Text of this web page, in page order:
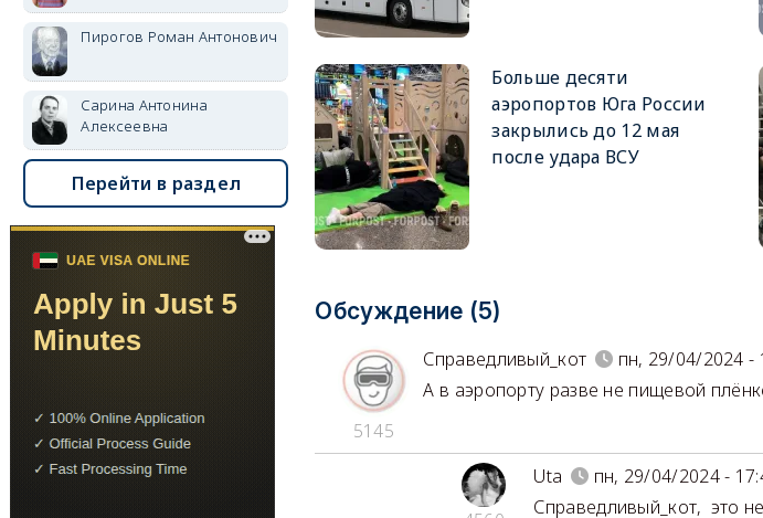
Больше десяти
аэропортов Юга России
закрылись до 12 мая
после удара ВСУ
Обсуждение (5)
5145
Справедливый_кот
пн, 29/04/2024 -
А в аэропорту разве не пищевой
Uta
пн, 29/04/2024 -
Справедливый_кот, это
Пирогов Роман Антонович
Сарина Антонина
Алексеевна
Перейти в раздел